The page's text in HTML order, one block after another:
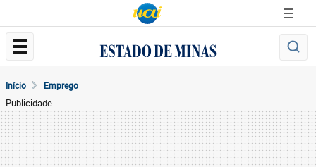
Início Emprego
Publicidade